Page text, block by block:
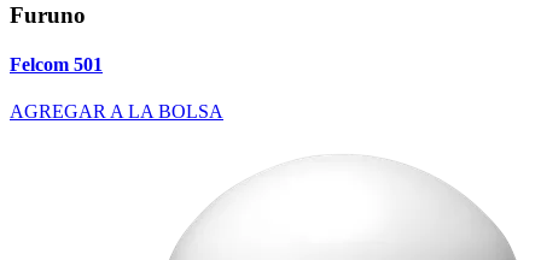
Furuno
Felcom 501
AGREGAR A LA BOLSA